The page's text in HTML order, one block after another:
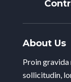
About Us
Proin gravida
sollicitudin,